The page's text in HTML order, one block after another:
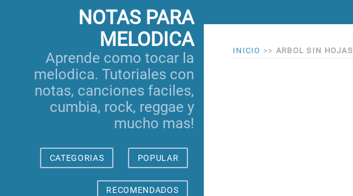
NOTAS PARA
MELODICA
Aprende como tocar la
melodica. Tutoriales con
notas, canciones faciles,
cumbia, rock, reggae y
mucho mas!
CATEGORIAS POPULAR
RECOMENDADOS
INICIO >> ARBOL SIN HOJAS